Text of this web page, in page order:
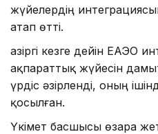
жүйелердің
атап өтті.
Қазіргі кезге дейін ЕАЭО
ақпараттық жүйесін
үрдіс әзірленді, оның
қосылған.
Үкімет басшысы өзара